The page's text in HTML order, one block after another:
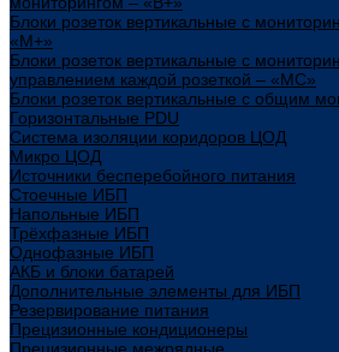
Блоки розеток вертикальные с
«М+»
Блоки розеток вертикальные с
управлением каждой розеткой – «МС»
Блоки розеток вертикальные с общим
Горизонтальные PDU
Система изоляции коридоров ЦОД
Микро ЦОД
Источники бесперебойного питания
Стоечные ИБП
Напольные ИБП
Трёхфазные ИБП
Однофазные ИБП
АКБ и блоки батарей
Дополнительные элементы для ИБП
Резервирование питания
Прецизионные кондиционеры